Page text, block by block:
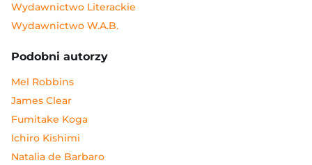
Wydawnictwo Literackie
Wydawnictwo W.A.B.
Podobni autorzy
Mel Robbins
James Clear
Fumitake Koga
Ichiro Kishimi
Natalia de Barbaro